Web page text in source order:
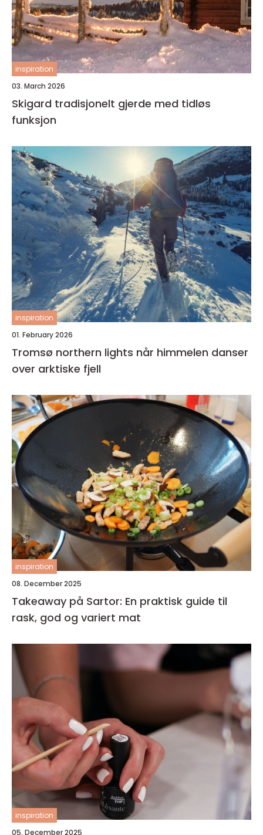
inspiration
03. March 2026
Skigard tradisjonelt gjerde med tidløs
funksjon
inspiration
01. February 2026
Tromsø northern lights når himmelen danser
over arktiske fjell
inspiration
08. December 2025
Takeaway på Sartor: En praktisk guide til
rask, god og variert mat
inspiration
05. December 2025